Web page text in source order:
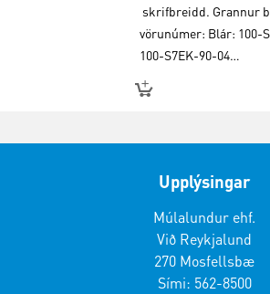
skrifbreidd. Grannur
vörunúmer: Blár: 100-
100-S7EK-90-04…
Upplýsingar
Múlalundur ehf.
Við Reykjalund
270 Mosfellsbæ
Sími: 562-8500